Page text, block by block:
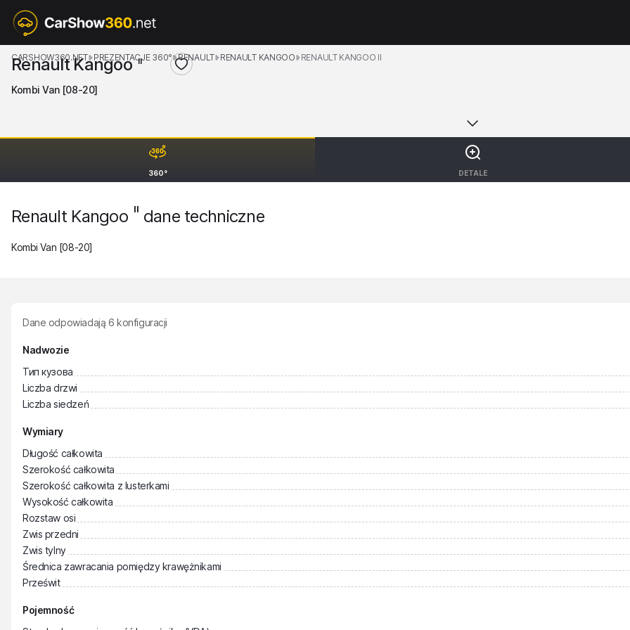
360° DETALE
CARSHOW360.NET PREZENTACJE 360° RENAULT RENAULT KANGOO RENAULT KANGOO II
Renault Kangoo II
Kombi Van [08-20]
Renault Kangoo II dane techniczne
Kombi Van [08-20]
Dane odpowiadają 6 konfiguracji
Nadwozie
Тип кузова
Liczba drzwi
Liczba siedzeń
Wymiary
Długość całkowita
Szerokość całkowita
Szerokość całkowita z lusterkami
Wysokość całkowita
Rozstaw osi
Zwis przedni
Zwis tylny
Średnica zawracania pomiędzy krawężnikami
Prześwit
Pojemność